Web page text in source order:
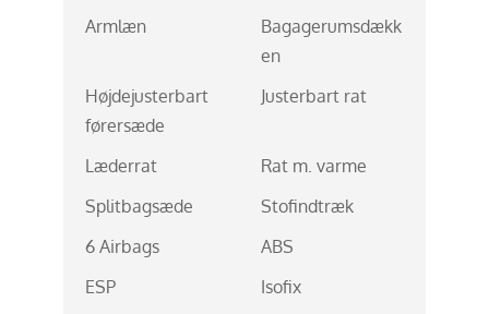
Armlæn
Bagagerumsdækk
en
Højdejusterbart
førersæde
Justerbart rat
Læderrat
Rat m. varme
Splitbagsæde
Stofindtræk
6 Airbags
ABS
ESP
Isofix